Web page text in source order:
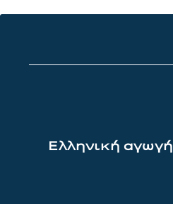
Ελληνική αγωγή